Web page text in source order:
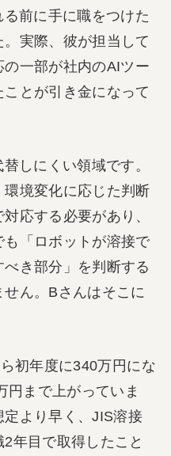
前に手に職をつけた
実際、彼が担当して
一部が社内のAIツー
とが引き金になって
しにくい領域です。
境変化に応じた判断
応する必要があり、
も「ロボットが溶接で
き部分」を判断する
ん。Bさんはそこに
初年度に340万円にな
円まで上がっていま
より早く、JIS溶接
年目で取得したこと